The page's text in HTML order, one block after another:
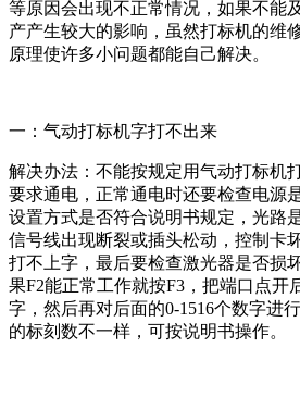
等原因会出现不正常情况，如果不能
产产生较大的影响，虽然打标机的维
原理使许多小问题都能自己解决。
一：气动打标机字打不出来
解决办法：不能按规定用气动打标机
要求通电，正常通电时还要检查电源
设置方式是否符合说明书规定，光路
信号线出现断裂或插头松动，控制卡
打不上字，最后要检查激光器是否损
果F2能正常工作就按F3，把端口点开
字，然后再对后面的0-1516个数字进
的标刻数不一样，可按说明书操作。